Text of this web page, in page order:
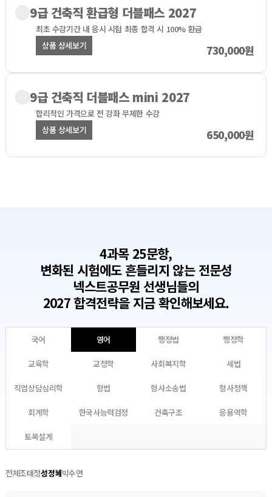
9급 건축직 환급형 더블패스 2027
최초 수강기간 내 응시 시험 최종 합격 시 100% 환급
상품 상세보기
730,000원
9급 건축직 더블패스 mini 2027
합리적인 가격으로전 강좌 무제한 수강
상품 상세보기
650,000원
4과목 25문항,
변화된 시험에도 흔들리지 않는 전문성
넥스트공무원 선생님들의
2027 합격전략을 지금 확인해보세요.
국어 영어 행정법 행정학
교육학 교정학 사회복지학 세법
직업상담심리학 형법 형사소송법 형사정책
회계학 한국사능력검정 건축구조 응용역학
토목설계
전체조태정성정혜박수연